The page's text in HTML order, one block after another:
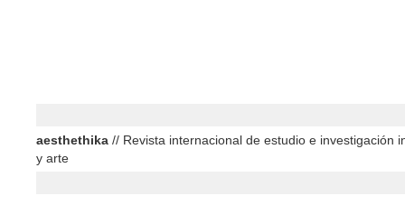
aesthethika // Revista internacional de estudio e investigación
y arte